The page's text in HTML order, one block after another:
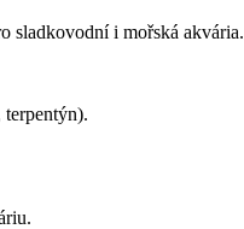
sladkovodní i mořská akvária.